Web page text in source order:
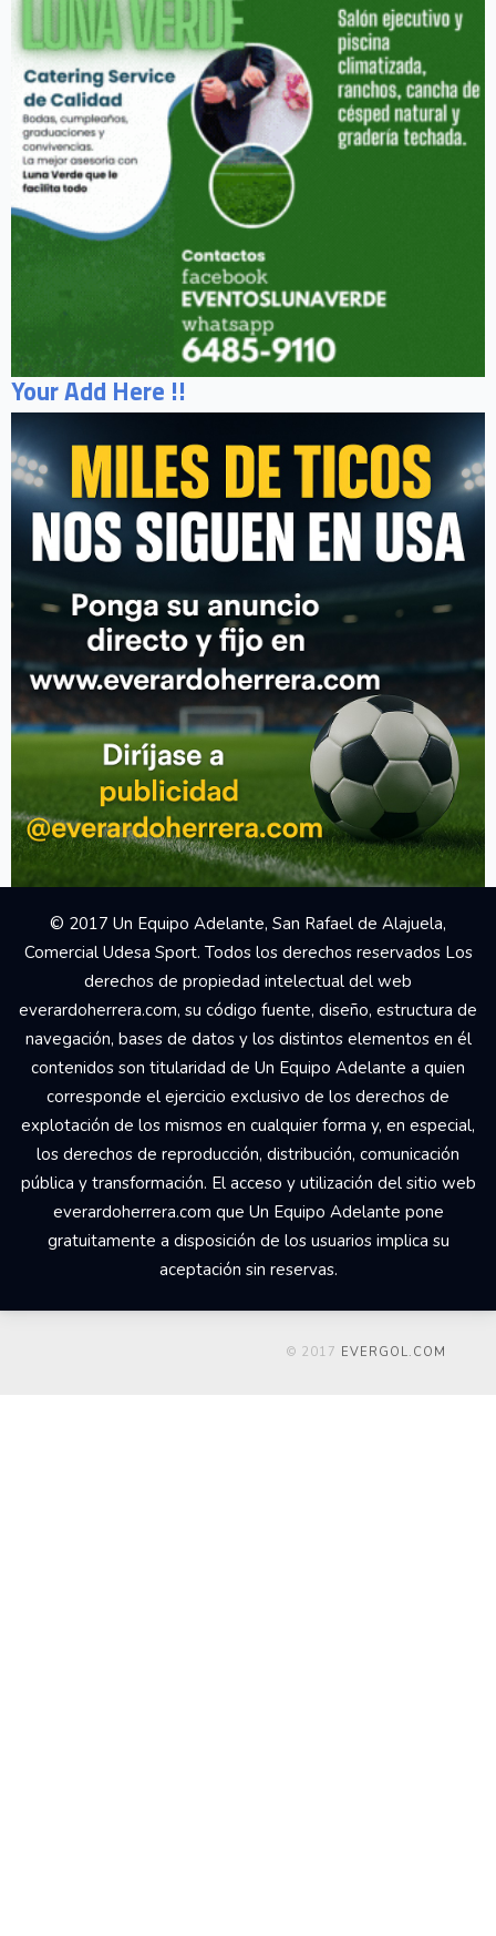
Your Add Here !!
© 2017 Un Equipo Adelante, San Rafael de Alajuela,
Comercial Udesa Sport. Todos los derechos reservados Los
derechos de propiedad intelectual del web
everardoherrera.com, su código fuente, diseño, estructura de
navegación, bases de datos y los distintos elementos en él
contenidos son titularidad de Un Equipo Adelante a quien
corresponde el ejercicio exclusivo de los derechos de
explotación de los mismos en cualquier forma y, en especial,
los derechos de reproducción, distribución, comunicación
pública y transformación. El acceso y utilización del sitio web
everardoherrera.com que Un Equipo Adelante pone
gratuitamente a disposición de los usuarios implica su
aceptación sin reservas.
© 2017 EVERGOL.COM